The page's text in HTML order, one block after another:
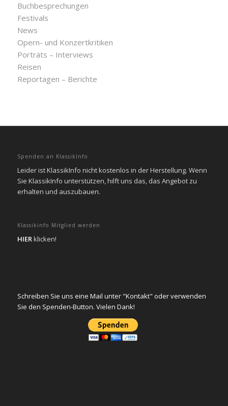
Buchbesprechungen
Festivals
News
Opern- und Konzertkritiken
Porträts – Interviews
Reisen
Reportagen – Berichte
Spenden an KlassikInfo
Leider ist KlassikInfo nicht kostenlos in der Herstellung. Wenn
Sie KlassikInfo unterstützen, hilft uns das, das Angebot zu
erhalten und auszubauen.
Klassikinfo Mitglied werden
HIERklicken!
Schreiben Sie uns eine Mail unter "Kontakt" oder verwenden
Sie den Spenden-Button. Vielen Dank!